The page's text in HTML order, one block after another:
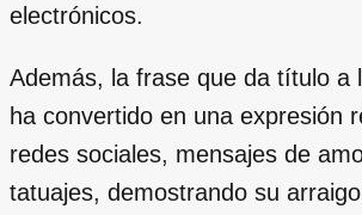
electrónicos.
Además, la frase que da título a
ha convertido en una expresión
redes sociales, mensajes de
tatuajes, demostrando su